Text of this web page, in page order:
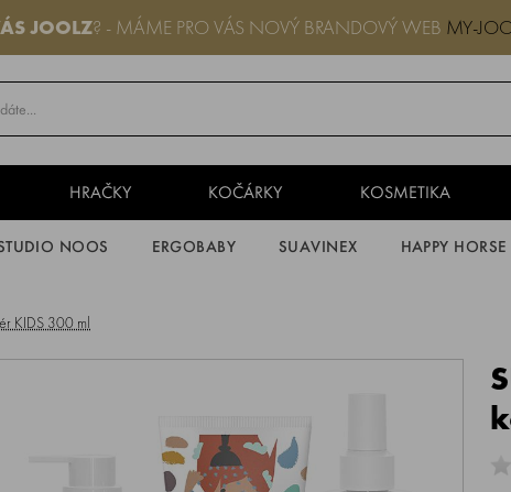
JOOLZ? - MÁME PRO VÁS NOVÝ BRANDOVÝ WEB MY-
HRAČKY KOČÁRKY KOSMETIKA
NOOS ERGOBABY SUAVINEX HAPPY HORSE
KIDS 300 ml